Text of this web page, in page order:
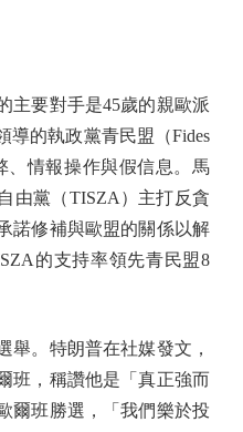
要對手是45歲的親歐派
導的執政黨青民盟（Fides
、情報操作與假信息。馬
由黨（TISZA）主打反貪
諾修補與歐盟的關係以解
的支持率領先青民盟8
。特朗普在社媒發文，
班，稱讚他是「真正強而
爾班勝選，「我們樂於投